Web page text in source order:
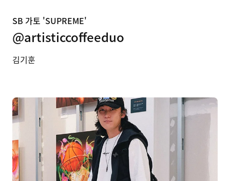
SB 가토 'SUPREME'
@artisticcoffeeduo
김기훈